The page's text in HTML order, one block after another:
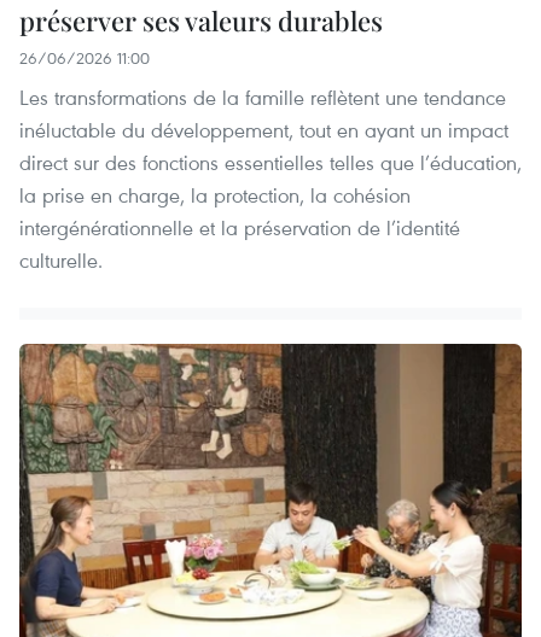
préserver ses valeurs durables
26/06/2026 11:00
Les transformations de la famille reflètent une tendance
inéluctable du développement, tout en ayant un impact
direct sur des fonctions essentielles telles que l’éducation,
la prise en charge, la protection, la cohésion
intergénérationnelle et la préservation de l’identité
culturelle.